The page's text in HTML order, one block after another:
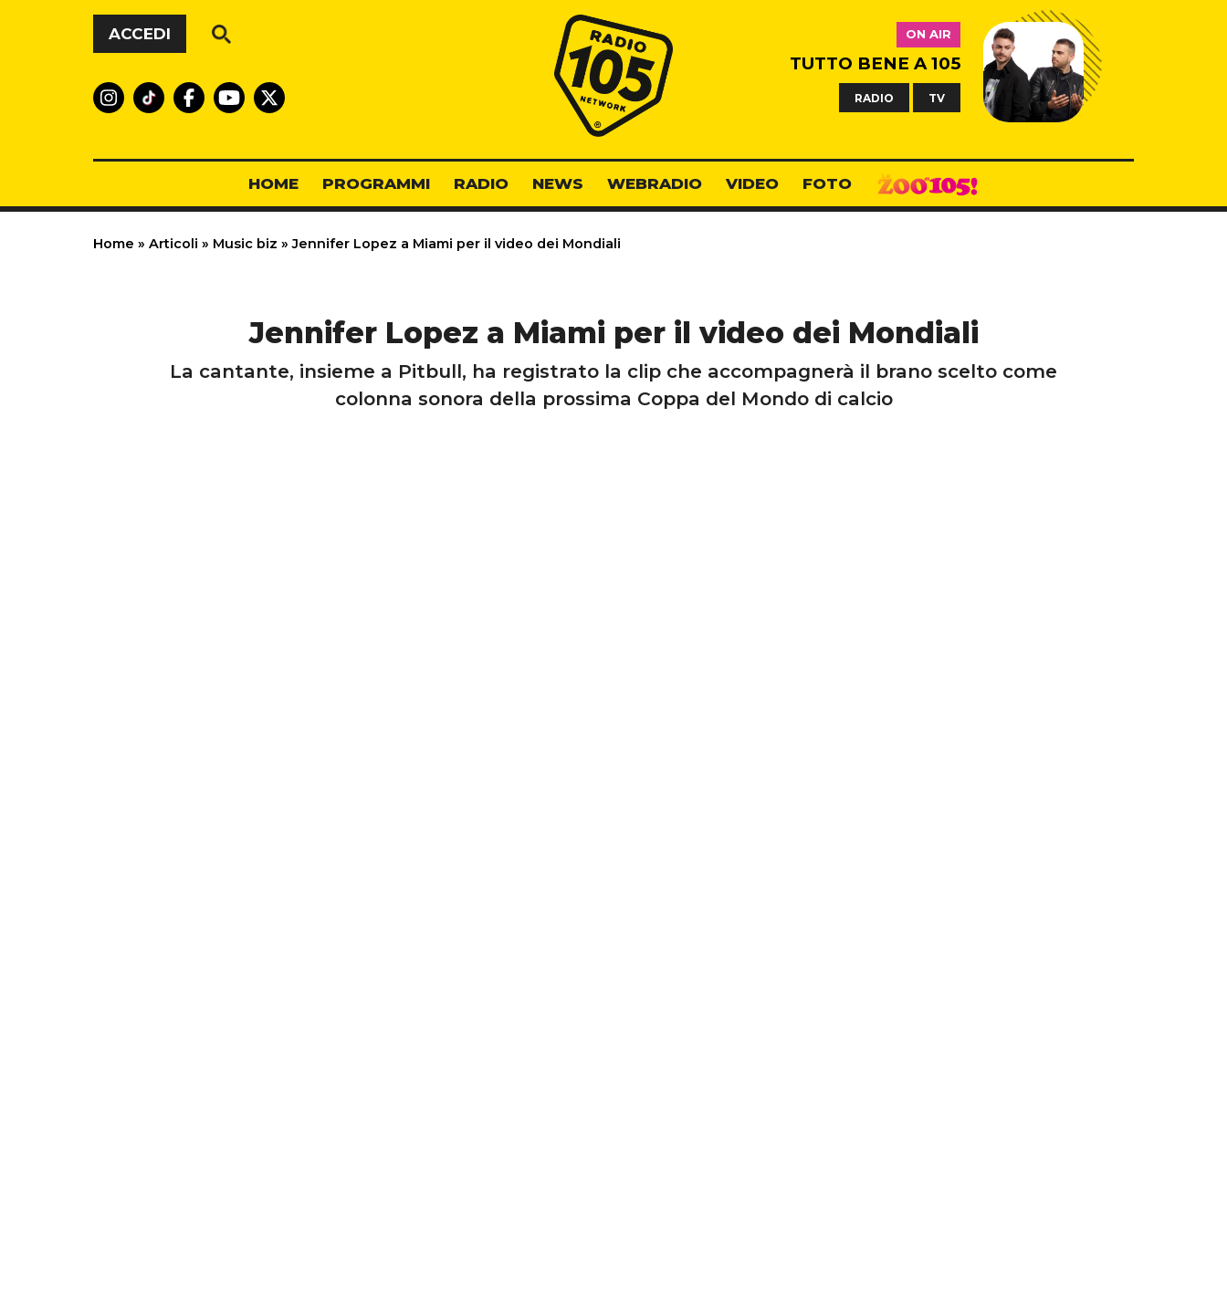
Vai al contenuto
ACCEDI
Radio 105
ON AIR
TUTTO BENE A 105
RADIO TV
HOME PROGRAMMI RADIO NEWS WEBRADIO VIDEO FOTO
Home » Articoli » Music biz » Jennifer Lopez a Miami per il video dei Mondiali
Jennifer Lopez a Miami per il video dei Mondiali
La cantante, insieme a Pitbull, ha registrato la clip che accompagnerà il brano scelto come
colonna sonora della prossima Coppa del Mondo di calcio